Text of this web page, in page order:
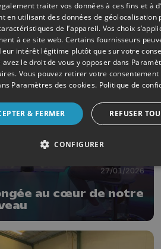
européenne du 112,
ambulanciers
27/01/2026
au cœur de notre
traiter vos données à ces fins et à
en utilisant des données de géolocalisation
de l’appareil. Vos choix
à ce site web. Certains fournisseurs
intérêt légitime plutôt que sur votre
avez le droit de vous y opposer dans
. Vous pouvez retirer votre
Paramètres des cookies. Politique de
& FERMER REFUSER
CONFIGURER